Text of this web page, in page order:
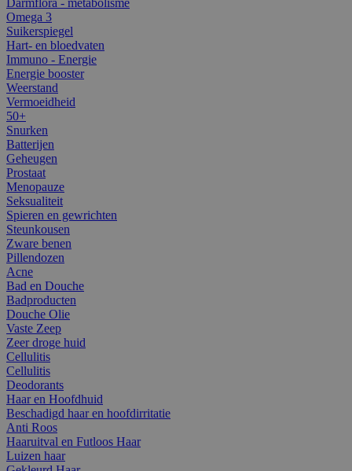
Omega 3
Suikerspiegel
Hart- en bloedvaten
Immuno - Energie
Energie booster
Weerstand
Vermoeidheid
50+
Snurken
Batterijen
Geheugen
Prostaat
Menopauze
Seksualiteit
Spieren en gewrichten
Steunkousen
Zware benen
Pillendozen
Acne
Bad en Douche
Badproducten
Douche Olie
Vaste Zeep
Zeer droge huid
Cellulitis
Cellulitis
Deodorants
Haar en Hoofdhuid
Beschadigd haar en hoofdirritatie
Anti Roos
Haaruitval en Futloos Haar
Luizen haar